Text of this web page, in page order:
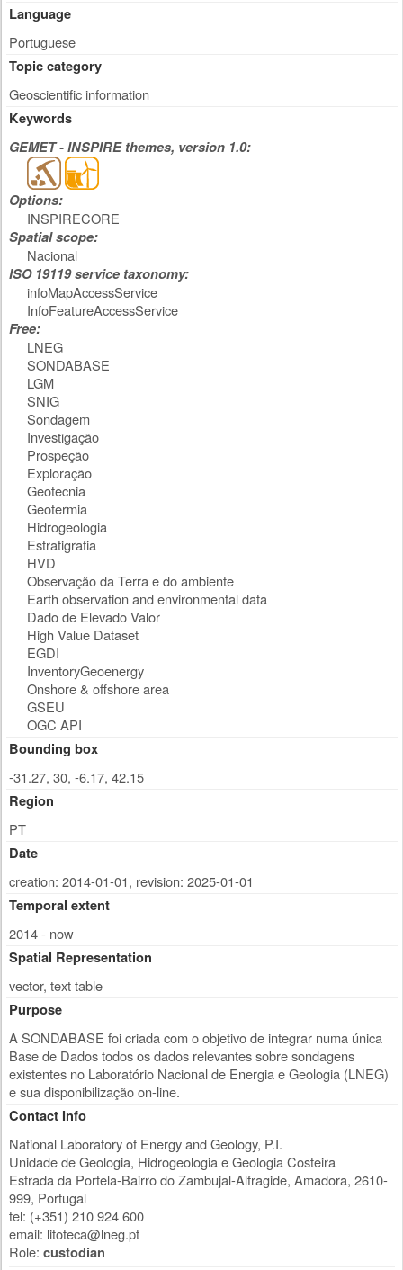
Language
Portuguese
Topic category
Geoscientific information
Keywords
GEMET - INSPIRE themes, version 1.0:
Options:
INSPIRECORE
Spatial scope:
Nacional
ISO 19119 service taxonomy:
infoMapAccessService
InfoFeatureAccessService
Free:
LNEG
SONDABASE
LGM
SNIG
Sondagem
Investigação
Prospeção
Exploração
Geotecnia
Geotermia
Hidrogeologia
Estratigrafia
HVD
Observação da Terra e do ambiente
Earth observation and environmental data
Dado de Elevado Valor
High Value Dataset
EGDI
InventoryGeoenergy
Onshore & offshore area
GSEU
OGC API
Bounding box
-31.27, 30, -6.17, 42.15
Region
PT
Date
creation: 2014-01-01, revision: 2025-01-01
Temporal extent
2014 - now
Spatial Representation
vector, text table
Purpose
A SONDABASE foi criada com o objetivo de integrar numa única
Base de Dados todos os dados relevantes sobre sondagens
existentes no Laboratório Nacional de Energia e Geologia (LNEG)
e sua disponibilização on-line.
Contact Info
National Laboratory of Energy and Geology, P.I.
Unidade de Geologia, Hidrogeologia e Geologia Costeira
Estrada da Portela-Bairro do Zambujal-Alfragide, Amadora, 2610-
999, Portugal
tel: (+351) 210 924 600
email: litoteca@lneg.pt
Role: custodian